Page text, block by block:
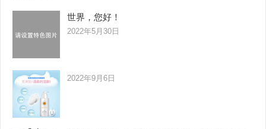
世界，您好！
2022年5月30日
2022年9月6日